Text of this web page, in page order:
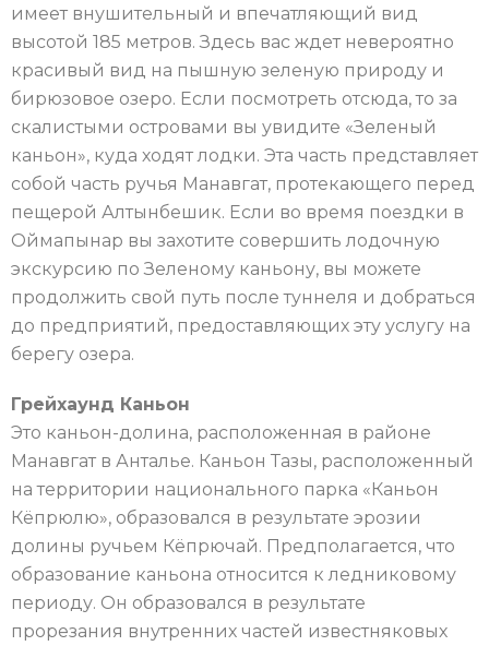
имеет внушительный и впечатляющий вид
высотой 185 метров. Здесь вас ждет невероятно
красивый вид на пышную зеленую природу и
бирюзовое озеро. Если посмотреть отсюда, то за
скалистыми островами вы увидите «Зеленый
каньон», куда ходят лодки. Эта часть представляет
собой часть ручья Манавгат, протекающего перед
пещерой Алтынбешик. Если во время поездки в
Оймапынар вы захотите совершить лодочную
экскурсию по Зеленому каньону, вы можете
продолжить свой путь после туннеля и добраться
до предприятий, предоставляющих эту услугу на
берегу озера.
Грейхаунд Каньон
Это каньон-долина, расположенная в районе
Манавгат в Анталье. Каньон Тазы, расположенный
на территории национального парка «Каньон
Кёпрюлю», образовался в результате эрозии
долины ручьем Кёпрючай. Предполагается, что
образование каньона относится к ледниковому
периоду. Он образовался в результате
прорезания внутренних частей известняковых